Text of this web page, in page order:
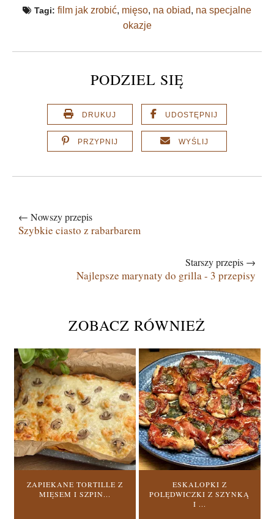
Tagi: film jak zrobić, mięso, na obiad, na specjalne
okazje
PODZIEL SIĘ
DRUKUJ UDOSTĘPNIJ
PRZYPNIJ WYŚLIJ
← Nowszy przepis
Szybkie ciasto z rabarbarem
Starszy przepis →
Najlepsze marynaty do grilla - 3 przepisy
ZOBACZ RÓWNIEŻ
ZAPIEKANE TORTILLE Z
MIĘSEM I SZPIN...
ESKALOPKI Z
POLĘDWICZKI Z SZYNKĄ
I ...